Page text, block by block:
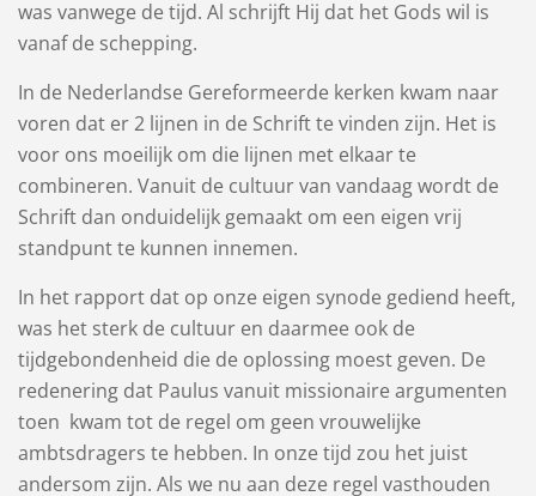
was vanwege de tijd. Al schrijft Hij dat het Gods wil is
vanaf de schepping.
In de Nederlandse Gereformeerde kerken kwam naar
voren dat er 2 lijnen in de Schrift te vinden zijn. Het is
voor ons moeilijk om die lijnen met elkaar te
combineren. Vanuit de cultuur van vandaag wordt de
Schrift dan onduidelijk gemaakt om een eigen vrij
standpunt te kunnen innemen.
In het rapport dat op onze eigen synode gediend heeft,
was het sterk de cultuur en daarmee ook de
tijdgebondenheid die de oplossing moest geven. De
redenering dat Paulus vanuit missionaire argumenten
toen kwam tot de regel om geen vrouwelijke
ambtsdragers te hebben. In onze tijd zou het juist
andersom zijn. Als we nu aan deze regel vasthouden